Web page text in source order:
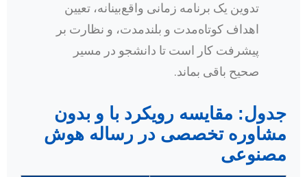
تدوین یک برنامه زمانی واقع‌بینانه، تعیین
اهداف کوتاه‌مدت و بلندمدت، و نظارت بر
پیشرفت کار است تا دانشجو در مسیر
صحیح باقی بماند.
جدول: مقایسه رویکرد با و بدون
مشاوره تخصصی در رساله هوش
مصنوعی